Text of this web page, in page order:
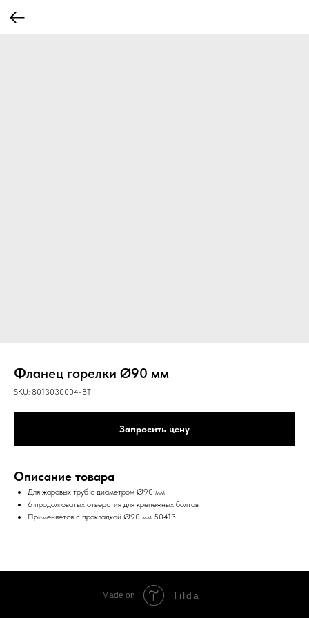
Фланец горелки Ø90 мм
SKU: 8013030004-BT
Запросить цену
Описание товара
Для жаровых труб с диаметром Ø90 мм
6 продолговатых отверстия для крепежных болтов
Применяется с прокладкой Ø90 мм 50413
Made on Tilda